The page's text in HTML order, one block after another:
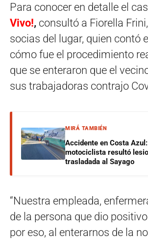
Para conocer en detalle el
Vivo!, consultó a Fiorella
socias del lugar, quien contó
cómo fue el procedimiento
que se enteraron que el
sus trabajadoras contrajo
MIRÁ TAMBIÉN
Accidente en Costa
motociclista resultó
trasladada al Sayago
“Nuestra empleada,
de la persona que dio
por eso, al enterarnos de la